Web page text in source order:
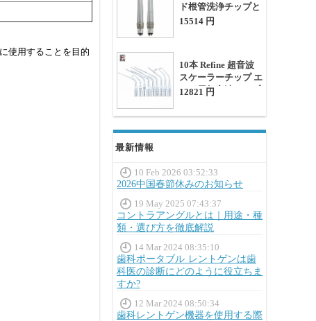
ド根管洗浄チップと
エアスケーラーキッ
15514 円
10本 Refine 超音波
スケーラーチップ エ
ンド用超音波チップ
応)
12821 円
最新情報
10 Feb 2026 03:52:33
2026中国春節休みのお知らせ
19 May 2025 07:43:37
コントラアングルとは｜用途・種
類・選び方を徹底解説
14 Mar 2024 08:35:10
歯科ポータブル レントゲンは歯
科医の診断にどのように役立ちま
すか?
12 Mar 2024 08:50:34
歯科レントゲン機器を使用する際
使用することを目的